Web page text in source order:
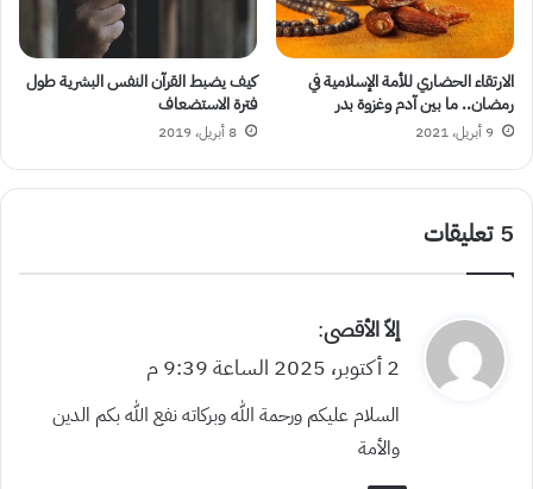
الارتقاء الحضاري للأمة الإسلامية في
رمضان.. ما بين آدم وغزوة بدر
9 أبريل، 2021
كيف يضبط القرآن النفس البشرية طول
فترة الاستضعاف
8 أبريل، 2019
‫5 تعليقات
ي
ق
و
ل
إلاّ الأقصى:
2 أكتوبر، 2025 الساعة 9:39 م
السلام عليكم ورحمة الله وبركاته نفع الله بكم الدين
والأمة